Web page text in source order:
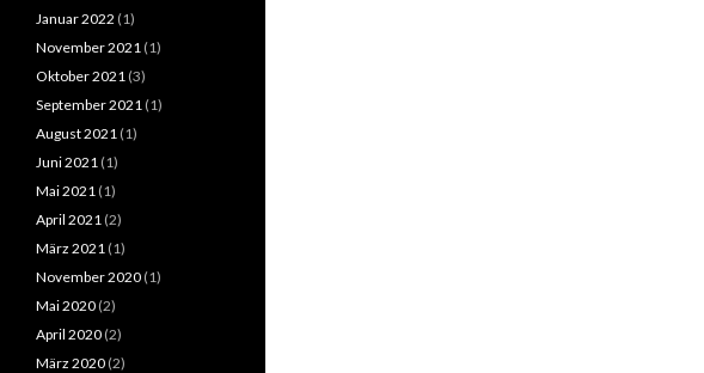
Januar 2022 (1)
November 2021 (1)
Oktober 2021 (3)
September 2021 (1)
August 2021 (1)
Juni 2021 (1)
Mai 2021 (1)
April 2021 (2)
März 2021 (1)
November 2020 (1)
Mai 2020 (2)
April 2020 (2)
März 2020 (2)